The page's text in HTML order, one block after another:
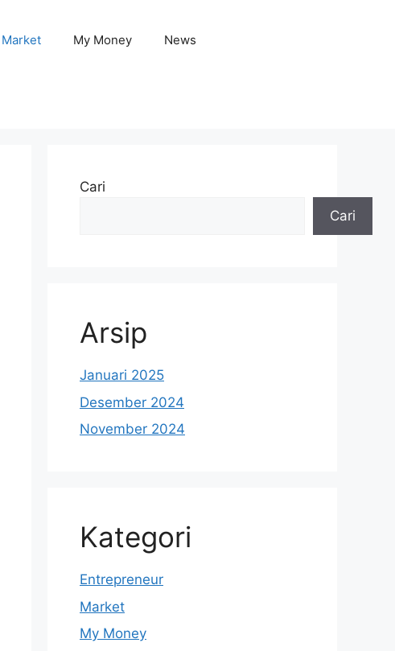
Market My Money News
Cari
Cari
Arsip
Januari 2025
Desember 2024
November 2024
Kategori
Entrepreneur
Market
My Money